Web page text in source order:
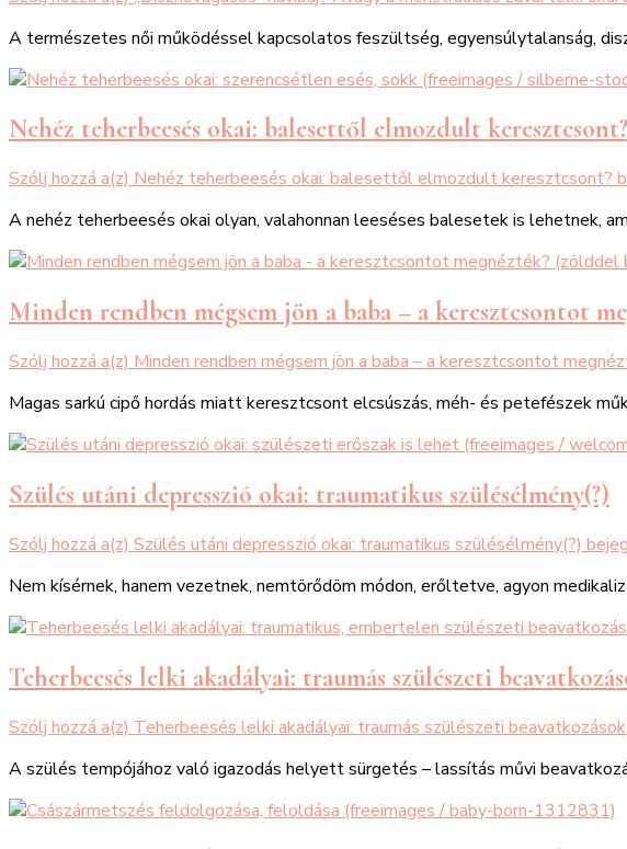
A természetes női működéssel kapcsolatos feszültség, egyensúlytalanság,
Nehéz teherbeesés okai: balesettől elmozdult keresztcsont?
Szólj hozzá a(z) Nehéz teherbeesés okai: balesettől elmozdult keresztcsont?
A nehéz teherbeesés okai olyan, valahonnan leeséses balesetek is lehetnek,
Minden rendben mégsem jön a baba – a keresztcsontot
Szólj hozzá a(z) Minden rendben mégsem jön a baba – a keresztcsontot
Magas sarkú cipő hordás miatt keresztcsont elcsúszás, méh- és petefészek
Szülés utáni depresszió okai: traumatikus szülésélmény(?)
Szólj hozzá a(z) Szülés utáni depresszió okai: traumatikus szülésélmény(?)
Nem kísérnek, hanem vezetnek, nemtörődöm módon, erőltetve, agyon
Teherbeesés lelki akadályai: traumás szülészeti
Szólj hozzá a(z) Teherbeesés lelki akadályai: traumás szülészeti
A szülés tempójához való igazodás helyett sürgetés – lassítás művi